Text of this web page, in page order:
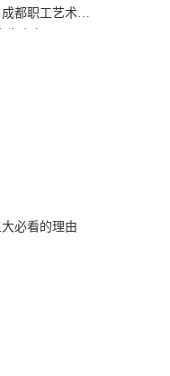
都职工艺术之
必看的理由